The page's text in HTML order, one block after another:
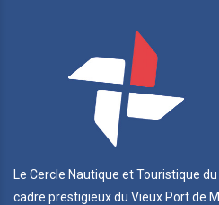
Le Cercle Nautique et Touristique
cadre prestigieux du Vieux Port de